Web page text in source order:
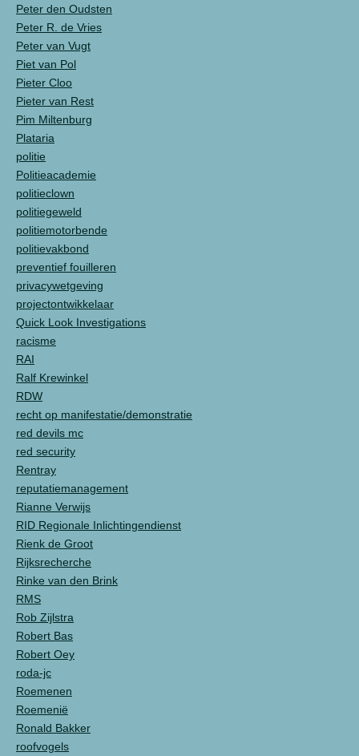
Peter den Oudsten
Peter R. de Vries
Peter van Vugt
Piet van Pol
Pieter Cloo
Pieter van Rest
Pim Miltenburg
Plataria
politie
Politieacademie
politieclown
politiegeweld
politiemotorbende
politievakbond
preventief fouilleren
privacywetgeving
projectontwikkelaar
Quick Look Investigations
racisme
RAI
Ralf Krewinkel
RDW
recht op manifestatie/demonstratie
red devils mc
red security
Rentray
reputatiemanagement
Rianne Verwijs
RID Regionale Inlichtingendienst
Rienk de Groot
Rijksrecherche
Rinke van den Brink
RMS
Rob Zijlstra
Robert Bas
Robert Oey
roda-jc
Roemenen
Roemenië
Ronald Bakker
roofvogels